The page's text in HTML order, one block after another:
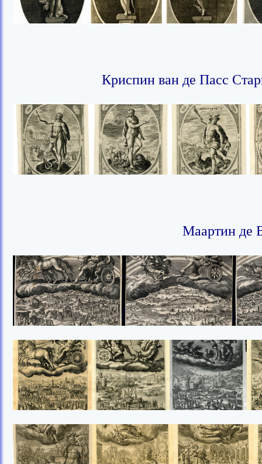
Криспин ван де Пасс
Маартин де